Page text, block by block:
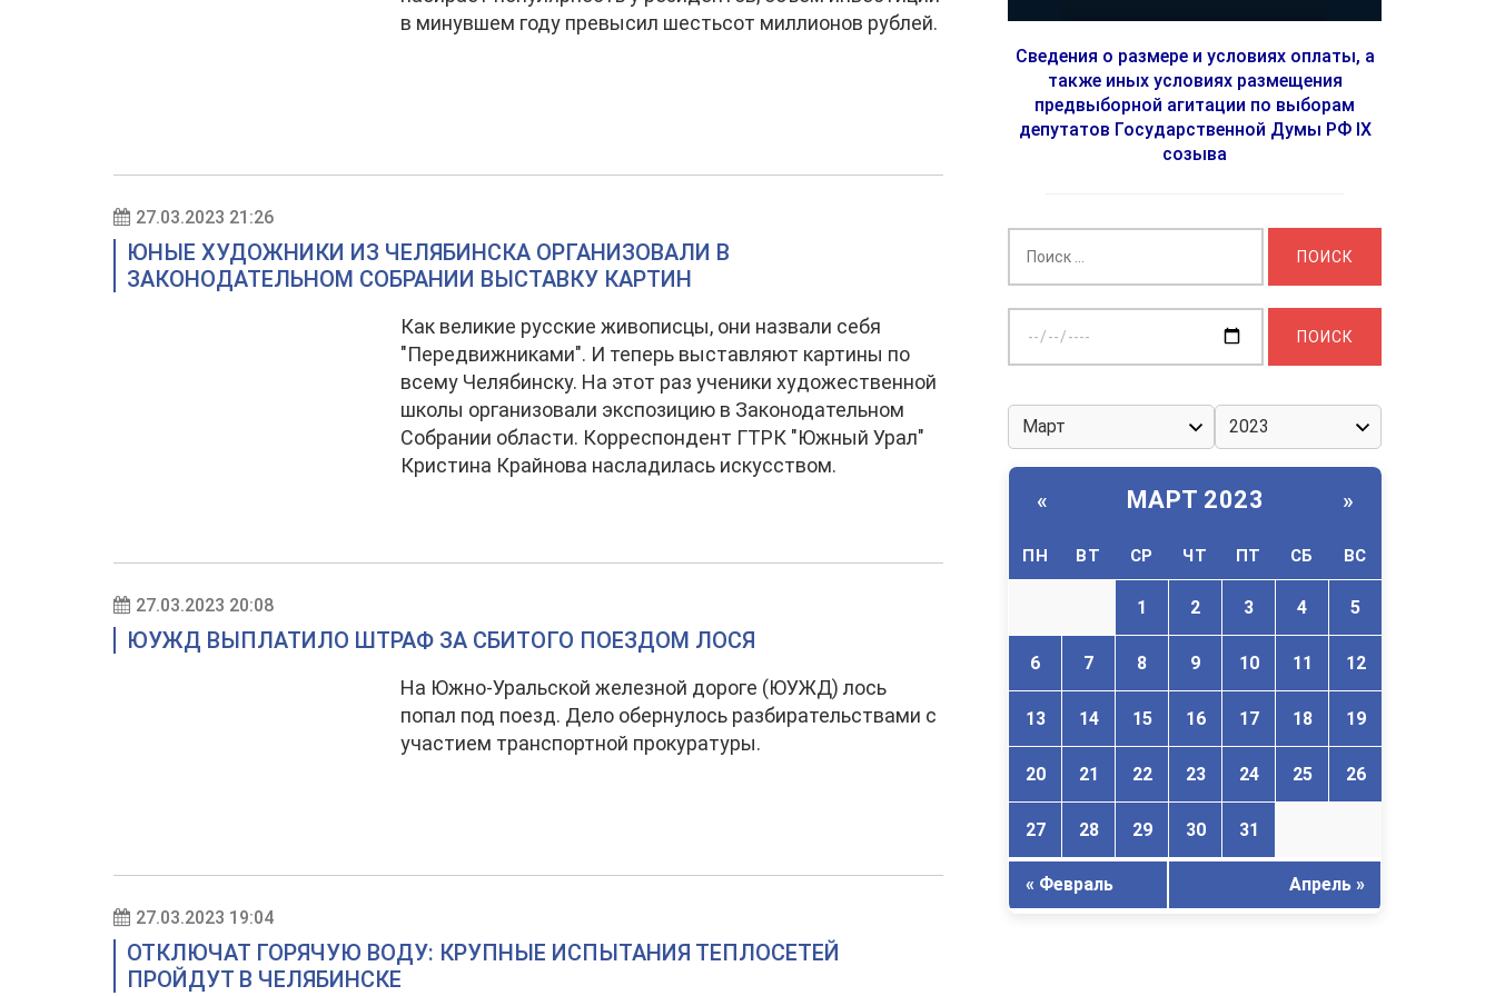
в минувшем году превысил шестьсот миллионов рублей.
27.03.2023 21:26
ЮНЫЕ ХУДОЖНИКИ ИЗ ЧЕЛЯБИНСКА ОРГАНИЗОВАЛИ В
ЗАКОНОДАТЕЛЬНОМ СОБРАНИИ ВЫСТАВКУ КАРТИН
Как великие русские живописцы, они назвали себя
"Передвижниками". И теперь выставляют картины по
всему Челябинску. На этот раз ученики художественной
школы организовали экспозицию в Законодательном
Собрании области. Корреспондент ГТРК "Южный Урал"
Кристина Крайнова насладилась искусством.
27.03.2023 20:08
ЮУЖД ВЫПЛАТИЛО ШТРАФ ЗА СБИТОГО ПОЕЗДОМ ЛОСЯ
На Южно-Уральской железной дороге (ЮУЖД) лось
попал под поезд. Дело обернулось разбирательствами с
участием транспортной прокуратуры.
27.03.2023 19:04
ОТКЛЮЧАТ ГОРЯЧУЮ ВОДУ: КРУПНЫЕ ИСПЫТАНИЯ ТЕПЛОСЕТЕЙ
ПРОЙДУТ В ЧЕЛЯБИНСКЕ
Сведения о размере и условиях оплаты, а
также иных условиях размещения
предвыборной агитации по выборам
депутатов Государственной Думы РФ IX
созыва
дату:
« МАРТ 2023 »
ПН ВТ СР ЧТ ПТ СБ ВС
1 2 3 4 5
6 7 8 9 10 11 12
13 14 15 16 17 18 19
20 21 22 23 24 25 26
27 28 29 30 31
« Февраль Апрель »